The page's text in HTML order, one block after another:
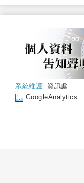
系統維護: 資訊處
GoogleAnalytics